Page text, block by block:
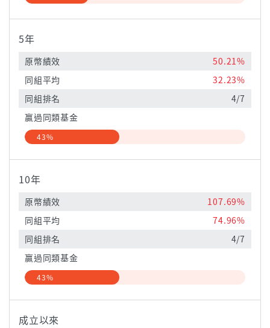
5年
原幣績效
50.21%
同組平均
32.23%
同組排名
4/7
贏過同類基金
43%
10年
原幣績效
107.69%
同組平均
74.96%
同組排名
4/7
贏過同類基金
43%
成立以來